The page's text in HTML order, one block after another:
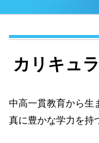
カリキュ
中高一貫教育から生
真に豊かな学力を持